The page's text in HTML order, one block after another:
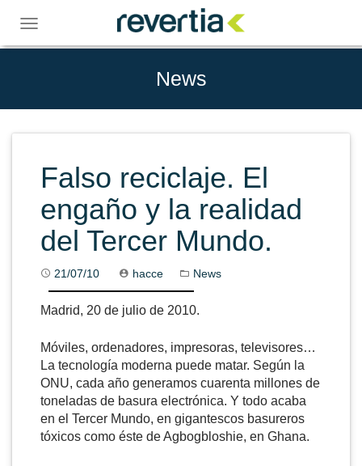
content
Toggle
navigation
News
Falso reciclaje. El
engaño y la realidad
del Tercer Mundo.
21/07/10 hacce News
Madrid, 20 de julio de 2010.
Móviles, ordenadores, impresoras, televisores…
La tecnología moderna puede matar. Según la
ONU, cada año generamos cuarenta millones de
toneladas de basura electrónica. Y todo acaba
en el Tercer Mundo, en gigantescos basureros
tóxicos como éste de Agbogbloshie, en Ghana.